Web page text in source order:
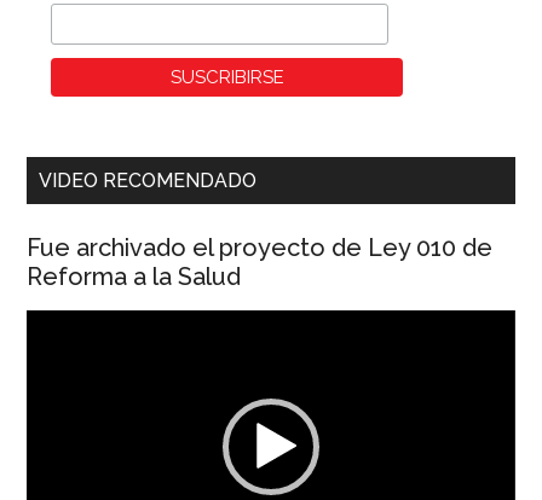
VIDEO RECOMENDADO
Fue archivado el proyecto de Ley 010 de
Reforma a la Salud